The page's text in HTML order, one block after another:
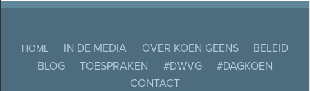
HOME IN DE MEDIA OVER KOEN GEENS
BELEID
BLOG
TOESPRAKEN #DWVG
#DAGKOEN
CONTACT